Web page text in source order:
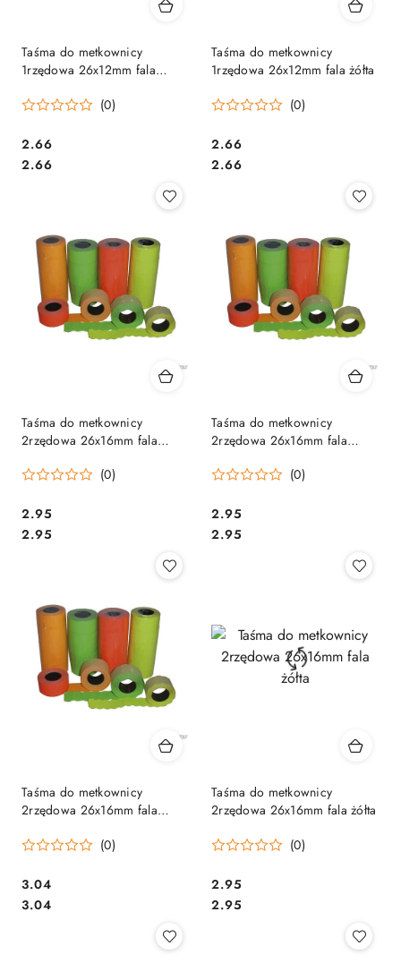
Taśma do metkownicy
1rzędowa 26x12mm fala
(0)
Cena:
2.66
Cena:
2.66
Taśma do metkownicy
1rzędowa 26x12mm fala żółta
(0)
Cena:
2.66
Cena:
2.66
Taśma do metkownicy
2rzędowa 26x16mm fala
(0)
Cena:
2.95
Cena:
2.95
Taśma do metkownicy
2rzędowa 26x16mm fala
(0)
Cena:
2.95
Cena:
2.95
Taśma do metkownicy
2rzędowa 26x16mm fala
(0)
Cena:
3.04
Cena:
3.04
Taśma do metkownicy
2rzędowa 26x16mm fala żółta
(0)
Cena:
2.95
Cena:
2.95